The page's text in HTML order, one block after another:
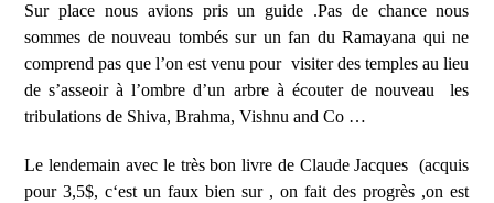
Sur place nous avions pris un guide .Pas de chance nous
sommes de nouveau tombés sur un fan du Ramayana qui ne
comprend pas que l’on est venu pour visiter des temples au lieu
de s’asseoir à l’ombre d’un arbre à écouter de nouveau
les
tribulations de Shiva, Brahma, Vishnu and Co …
Le lendemain avec le très bon livre de Claude Jacques (acquis
pour 3,5$, c‘est un faux bien sur , on fait des progrès ,on est